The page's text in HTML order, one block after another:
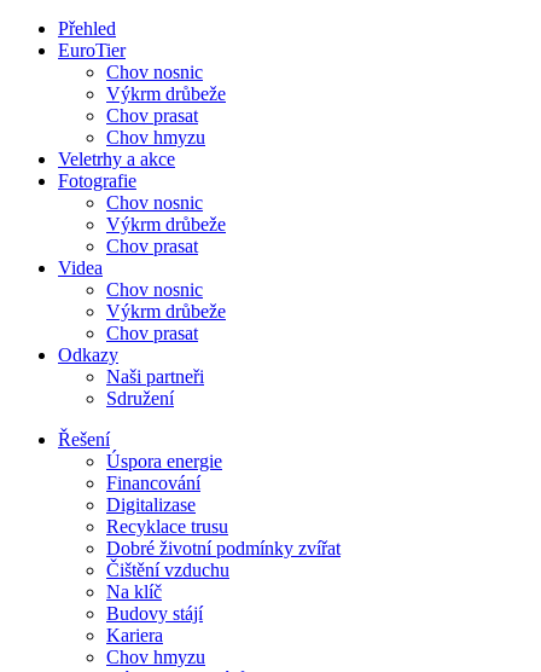
Přehled
EuroTier
Chov nosnic
Výkrm drůbeže
Chov prasat
Chov hmyzu
Veletrhy a akce
Fotografie
Chov nosnic
Výkrm drůbeže
Chov prasat
Videa
Chov nosnic
Výkrm drůbeže
Chov prasat
Odkazy
Naši partneři
Sdružení
Řešení
Úspora energie
Financování
Digitalizase
Recyklace trusu
Dobré životní podmínky zvířat
Čištění vzduchu
Na klíč
Budovy stájí
Kariera
Chov hmyzu